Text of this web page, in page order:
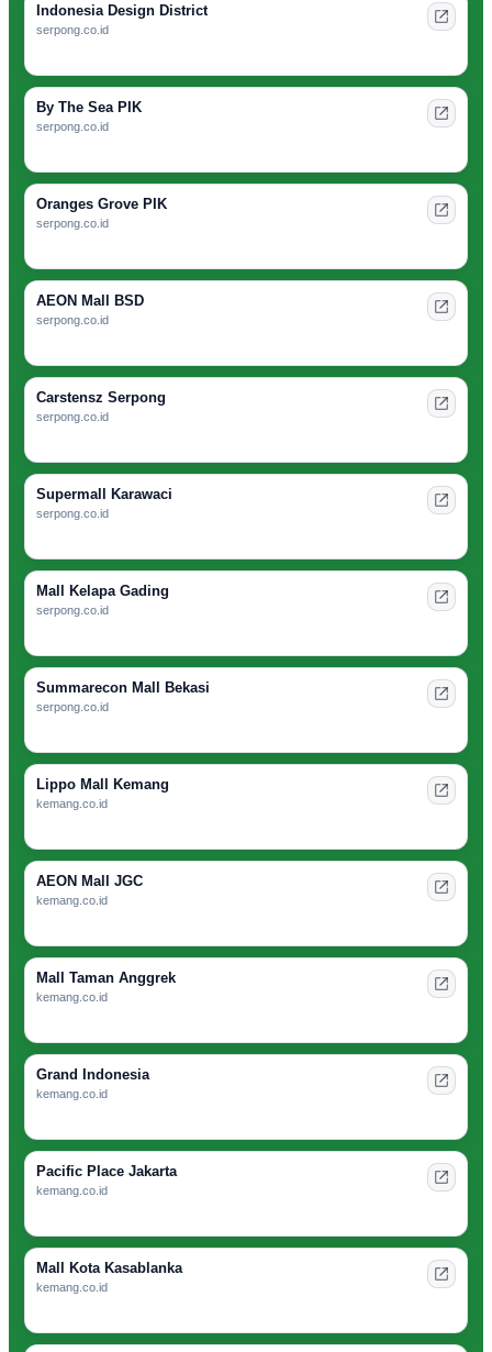
Indonesia Design District
serpong.co.id
By The Sea PIK
serpong.co.id
Oranges Grove PIK
serpong.co.id
AEON Mall BSD
serpong.co.id
Carstensz Serpong
serpong.co.id
Supermall Karawaci
serpong.co.id
Mall Kelapa Gading
serpong.co.id
Summarecon Mall Bekasi
serpong.co.id
Lippo Mall Kemang
kemang.co.id
AEON Mall JGC
kemang.co.id
Mall Taman Anggrek
kemang.co.id
Grand Indonesia
kemang.co.id
Pacific Place Jakarta
kemang.co.id
Mall Kota Kasablanka
kemang.co.id